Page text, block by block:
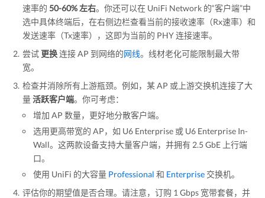
速率的 50-60% 左右。你还可以在 UniFi Network 的“客户端”中
选中具体终端后，在右侧边栏查看当前的接收速率（Rx速率）和
发送速率（Tx速率），这即为当前的 PHY 连接速率。
尝试 更换连接 AP 到网络的网线。线材老化可能限制最大带
宽。
检查并消除所有上游瓶颈。例如，某 AP 或上游交换机连接了大
量活跃客户端。你可考虑：
增加 AP 数量，更好地分散客户端。
选用更高带宽的 AP，如 U6 Enterprise 或 U6 Enterprise In-
Wall。这两款设备支持大量客户端，并拥有 2.5 GbE 上行端
口。
使用 UniFi 的大容量 Professional 和 Enterprise 交换机。
评估你的期望值是否合理。请注意，订购 1 Gbps 宽带套餐，并